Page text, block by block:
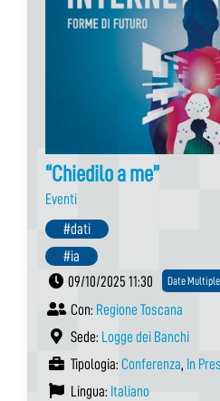
“Chiedilo a me”
Eventi
#dati
#ia
09/10/2025 11:30
Date Multiple
Con: Regione Toscana
Sede: Logge dei Banchi
Tipologia: Conferenza, In
Lingua: Italiano